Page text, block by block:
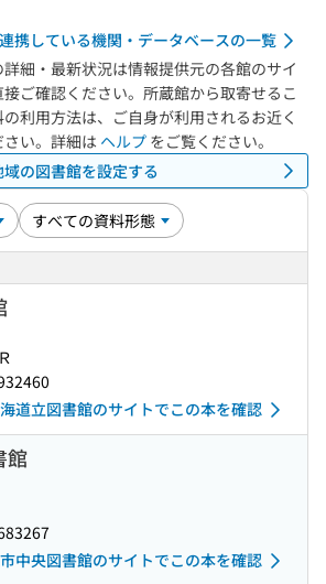
連携している機関・データベースの一覧
細・最新状況は情報提供元の各館のサイ
ご確認ください。所蔵館から取寄せるこ
利用方法は、ご自身が利用されるお近く
い。詳細は ヘルプ をご覧ください。
域の図書館を設定する
道立図書館のサイトでこの本を確認
館
中央図書館のサイトでこの本を確認